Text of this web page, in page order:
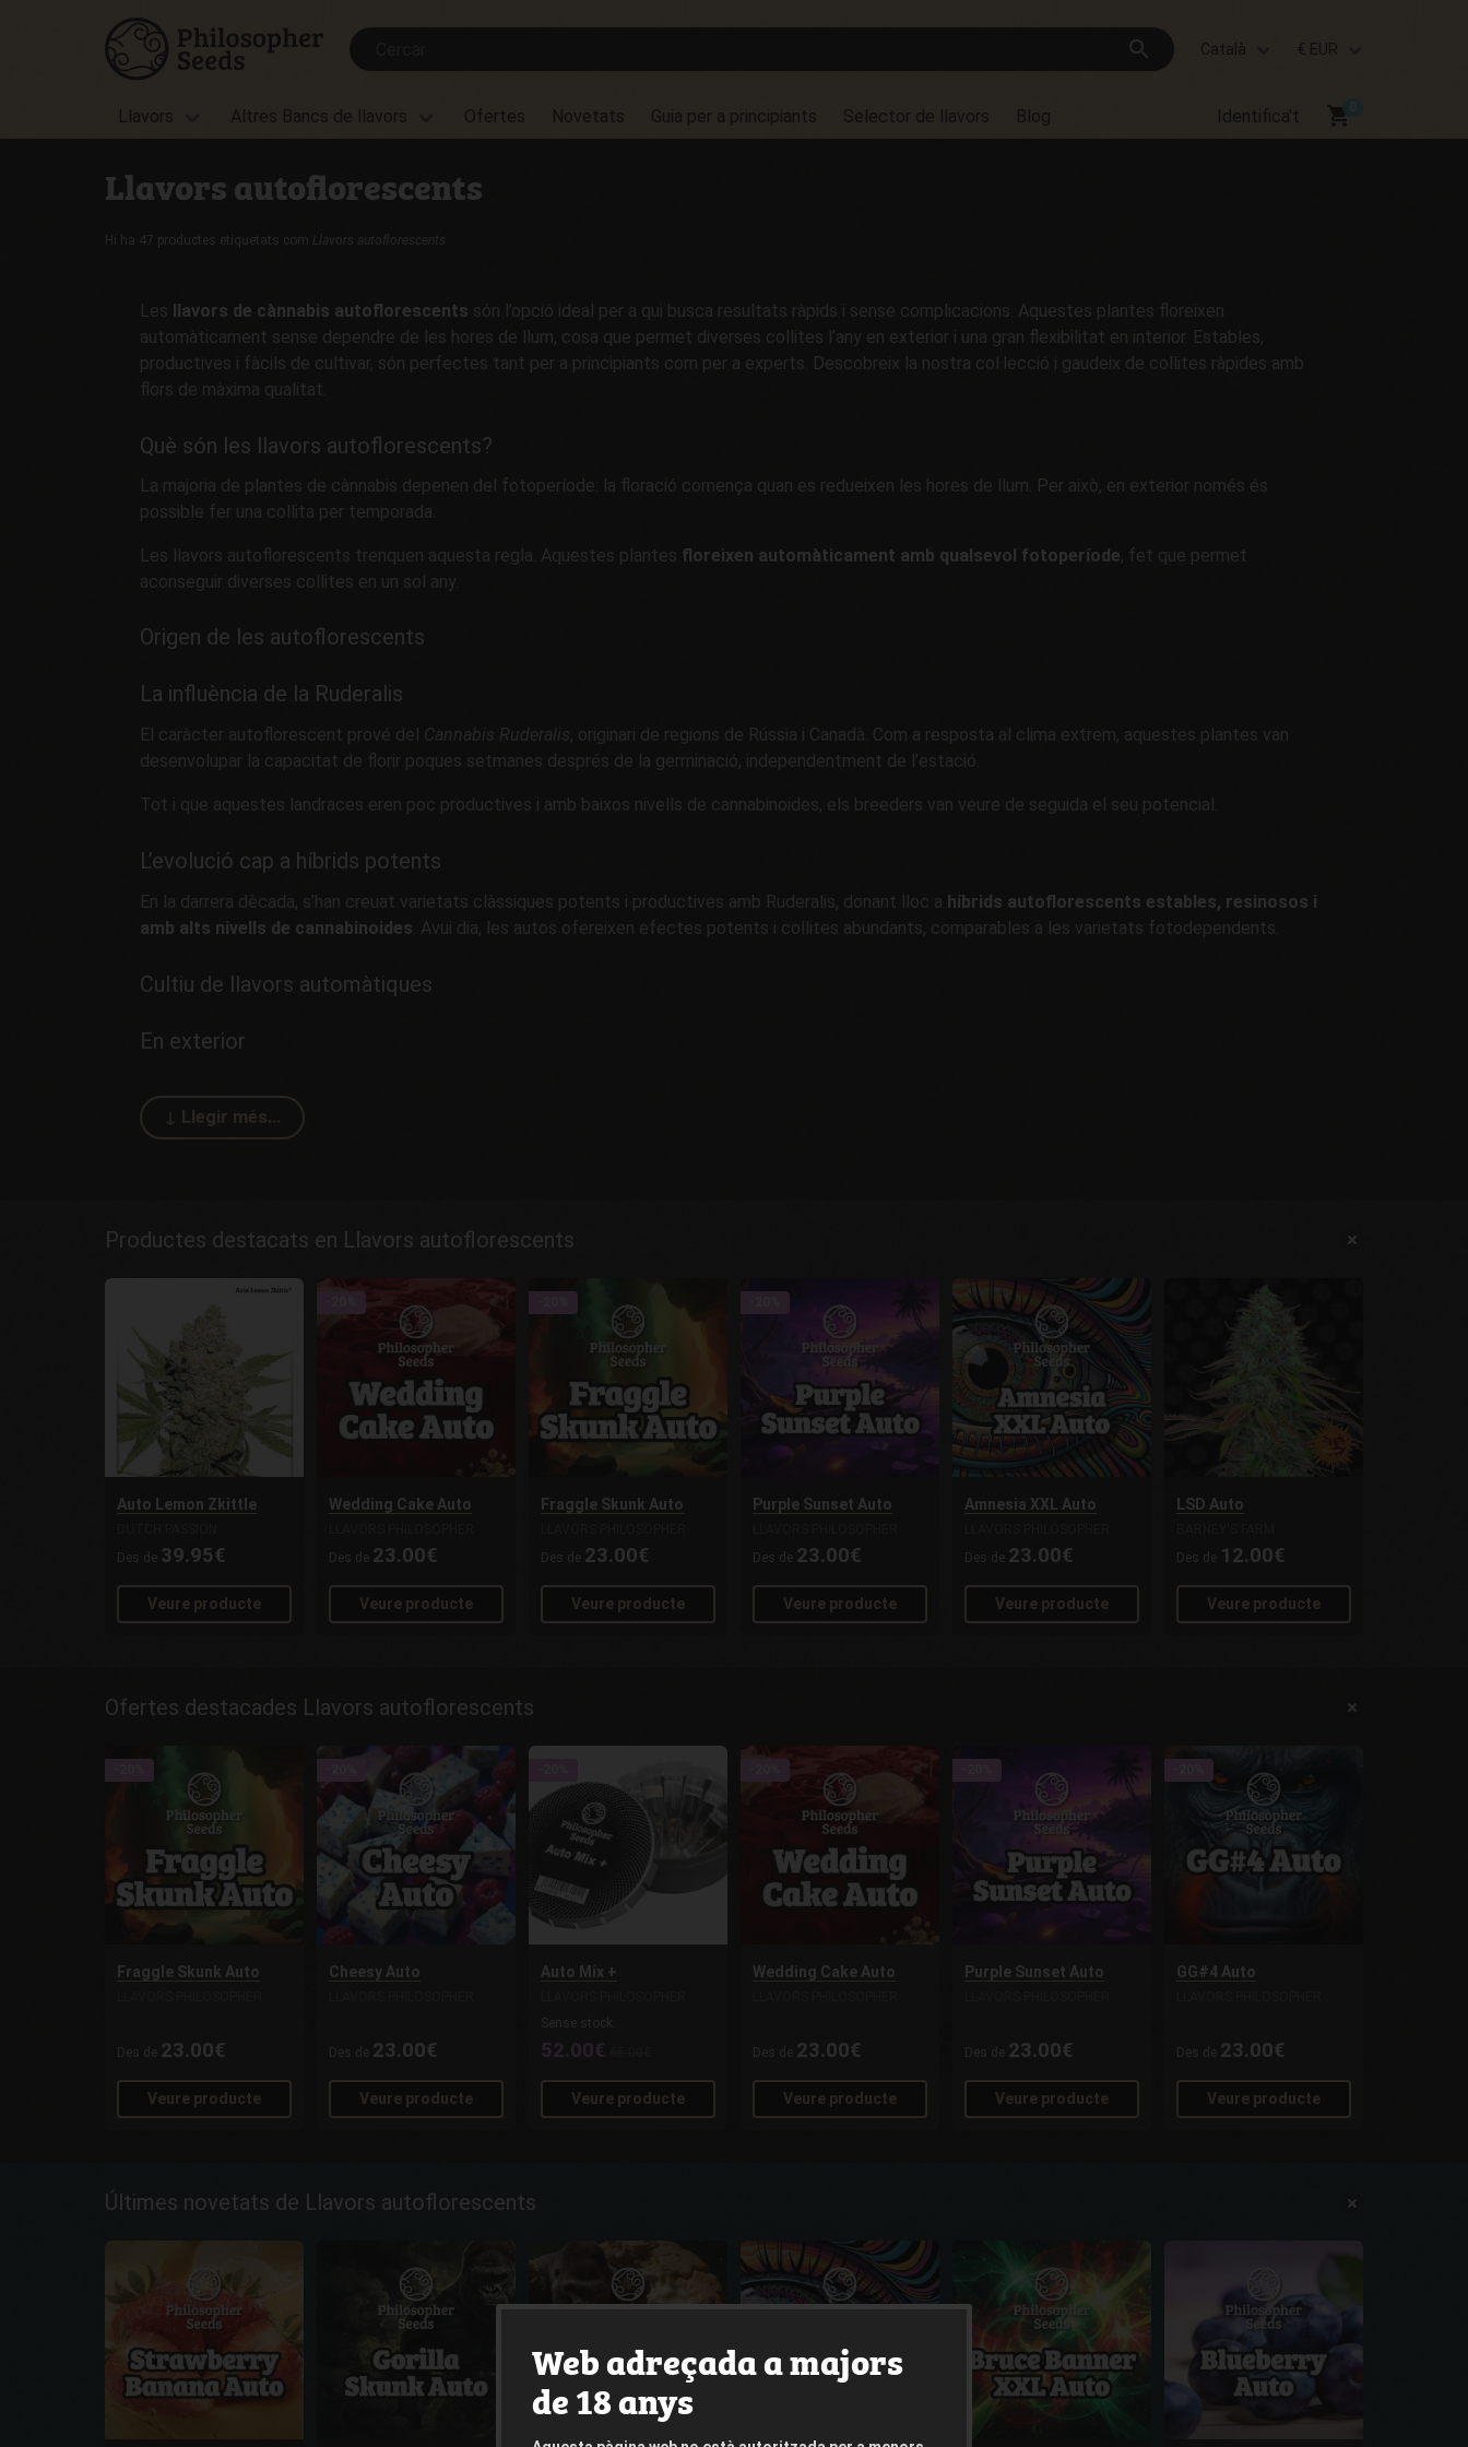
search Català € EUR
Llavors Altres Bancs de llavors Ofertes Novetats Guia per a principiants Selector de llavors Blog Identifica't shopping_cart
Llavors autoflorescents
Hi ha 47 productes etiquetats com Llavors autoflorescents
Les llavors de cànnabis autoflorescents són l’opció ideal per a qui busca resultats ràpids i sense complicacions. Aquestes plantes floreixen
automàticament sense dependre de les hores de llum, cosa que permet diverses collites l’any en exterior i una gran flexibilitat en interior. Estables,
productives i fàcils de cultivar, són perfectes tant per a principiants com per a experts. Descobreix la nostra col·lecció i gaudeix de collites ràpides amb
flors de màxima qualitat.
Què són les llavors autoflorescents?
La majoria de plantes de cànnabis depenen del fotoperíode: la floració comença quan es redueixen les hores de llum. Per això, en exterior només és
possible fer una collita per temporada.
Les llavors autoflorescents trenquen aquesta regla. Aquestes plantes floreixen automàticament amb qualsevol fotoperíode, fet que permet
aconseguir diverses collites en un sol any.
Origen de les autoflorescents
La influència de la Ruderalis
El caràcter autoflorescent prové del Cannabis Ruderalis, originari de regions de Rússia i Canadà. Com a resposta al clima extrem, aquestes plantes van
desenvolupar la capacitat de florir poques setmanes després de la germinació, independentment de l’estació.
Tot i que aquestes landraces eren poc productives i amb baixos nivells de cannabinoides, els breeders van veure de seguida el seu potencial.
L’evolució cap a híbrids potents
En la darrera dècada, s’han creuat varietats clàssiques potents i productives amb Ruderalis, donant lloc a híbrids autoflorescents estables, resinosos i
amb alts nivells de cannabinoides. Avui dia, les autos ofereixen efectes potents i collites abundants, comparables a les varietats fotodependents.
Cultiu de llavors automàtiques
En exterior
Productes destacats en Llavors autoflorescents
Auto Lemon Zkittle
Des de 39.95€
Veure producte
Wedding Cake Auto
Des de 23.00€
Veure producte
Fraggle Skunk Auto
Des de 23.00€
Veure producte
Purple Sunset Auto
Des de 23.00€
Veure producte
Amnesia XXL Auto
Des de 23.00€
Veure producte
LSD Auto
Des de 12.00€
Veure producte
Ofertes destacades Llavors autoflorescents
Fraggle Skunk Auto
Des de 23.00€
Veure producte
Cheesy Auto
Des de 23.00€
Veure producte
Auto Mix +
Sense stock.
52.00€
Veure producte
Wedding Cake Auto
Des de 23.00€
Veure producte
Purple Sunset Auto
Des de 23.00€
Veure producte
GG#4 Auto
Des de 23.00€
Veure producte
Últimes novetats de Llavors autoflorescents
Web adreçada a majors
de 18 anys